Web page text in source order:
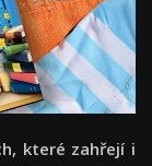
které zahřejí i